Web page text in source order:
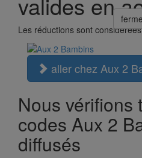
Les réductions sont
aller chez Aux 2
Nous vérifions
codes Aux 2
diffusés